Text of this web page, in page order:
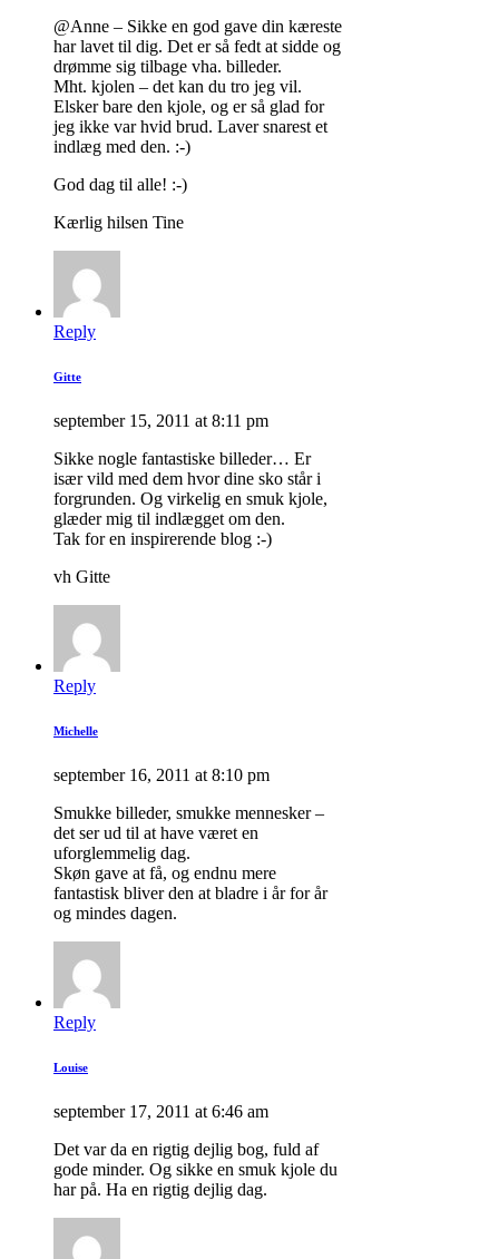
@Anne – Sikke en god gave din kæreste
har lavet til dig. Det er så fedt at sidde og
drømme sig tilbage vha. billeder.
Mht. kjolen – det kan du tro jeg vil.
Elsker bare den kjole, og er så glad for
jeg ikke var hvid brud. Laver snarest et
indlæg med den. :-)
God dag til alle! :-)
Kærlig hilsen Tine
Reply
Gitte
september 15, 2011 at 8:11 pm
Sikke nogle fantastiske billeder… Er
især vild med dem hvor dine sko står i
forgrunden. Og virkelig en smuk kjole,
glæder mig til indlægget om den.
Tak for en inspirerende blog :-)
vh Gitte
Reply
Michelle
september 16, 2011 at 8:10 pm
Smukke billeder, smukke mennesker –
det ser ud til at have været en
uforglemmelig dag.
Skøn gave at få, og endnu mere
fantastisk bliver den at bladre i år for år
og mindes dagen.
Reply
Louise
september 17, 2011 at 6:46 am
Det var da en rigtig dejlig bog, fuld af
gode minder. Og sikke en smuk kjole du
har på. Ha en rigtig dejlig dag.